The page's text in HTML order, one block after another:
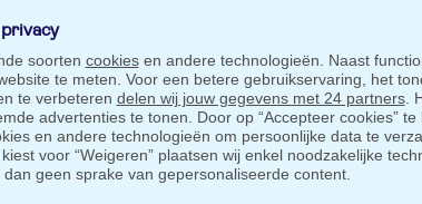
soorten cookiesen andere technologieën. Naast
te meten. Voor een betere gebruikservaring, het
te verbeteren delen wij jouw gegevens met 24 partners.
advertenties te tonen. Door op “Accepteer cookies”
en andere technologieën om persoonlijke data te
kiest voor “Weigeren” plaatsen wij enkel noodzakelijke
geen sprake van gepersonaliseerde content.